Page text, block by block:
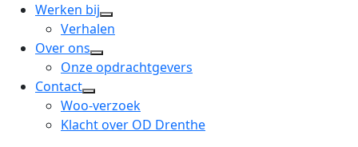
Werken bij
open
menu
Verhalen
Over ons
open
dropdown
menu
Onze opdrachtgevers
Contact
open
dropdown
Woo-verzoek
Klacht over OD Drenthe